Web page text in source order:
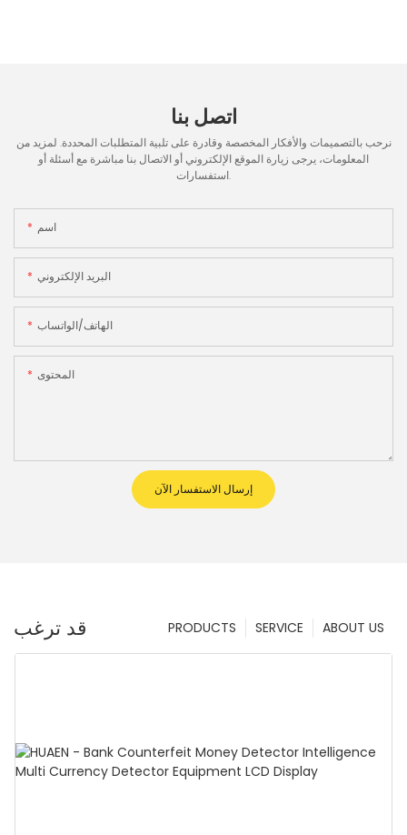
اتصل بنا
نرحب بالتصميمات والأفكار المخصصة وقادرة على تلبية المتطلبات المحددة. لمزيد من
المعلومات، يرجى زيارة الموقع الإلكتروني أو الاتصال بنا مباشرة مع أسئلة أو
استفسارات.
اسم
البريد الإلكتروني
الهاتف/الواتساب
المحتوى
إرسال الاستفسار الآن
قد ترغب ABOUT US
SERVICE
PRODUCTS